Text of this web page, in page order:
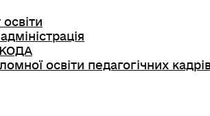
КОДА
освіти педагогічних